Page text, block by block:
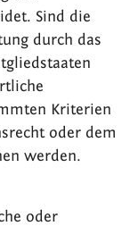
Sind die
durch das
Kriterien
oder dem
werden.
oder